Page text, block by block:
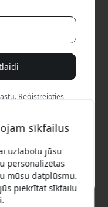
sīkfailus
uzlabotu jūsu
personalizētas
mūsu datplūsmu.
piekrītat sīkfailu
Reģistrējoties,
cenu.